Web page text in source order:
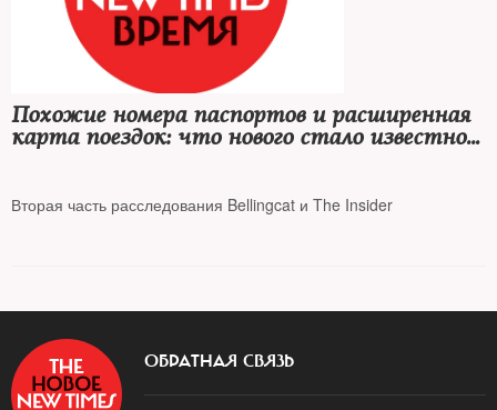
Похожие номера паспортов и расширенная
карта поездок: что нового стало известно о
Вторая часть расследования Bellingcat и The Insider
ОБРАТНАЯ СВЯЗЬ